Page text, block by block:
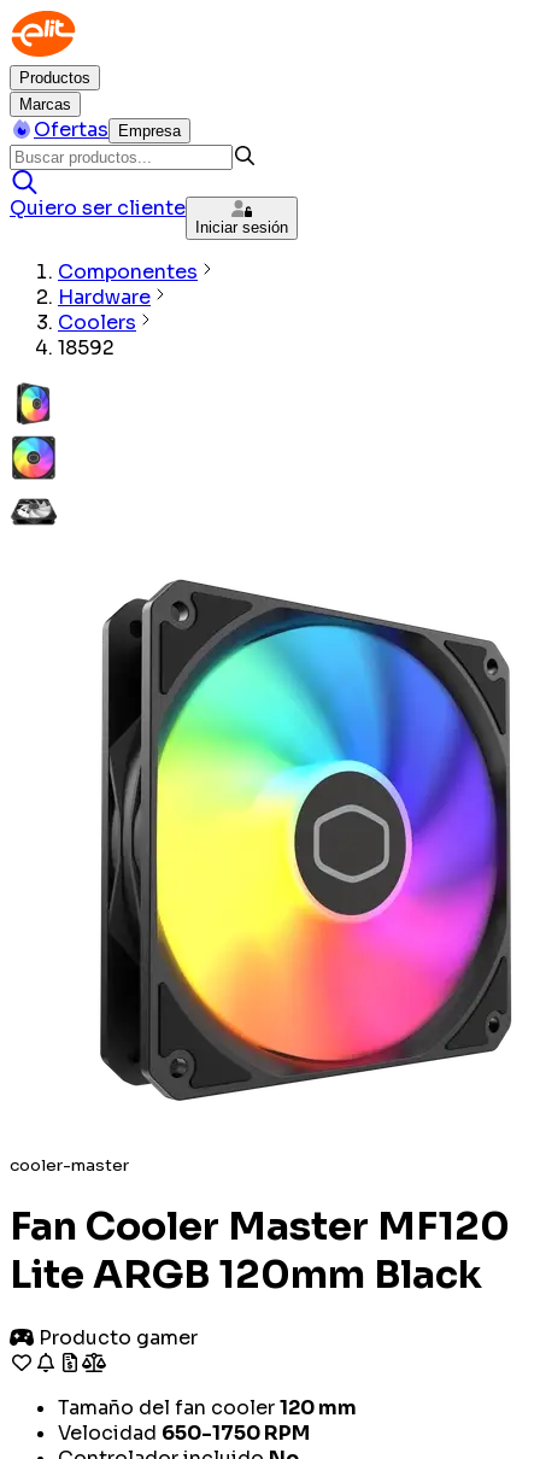
Productos
Marcas
Ofertas Empresa
Quiero ser cliente
Iniciar sesión
Componentes
Hardware
Coolers
18592
cooler-master
Fan Cooler Master MF120
Lite ARGB 120mm Black
Producto gamer
Tamaño del fan cooler120 mm
Velocidad 650-1750 RPM